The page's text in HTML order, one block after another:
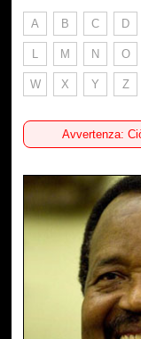
A B C D
L M N O
W X Y Z
Avvertenza: